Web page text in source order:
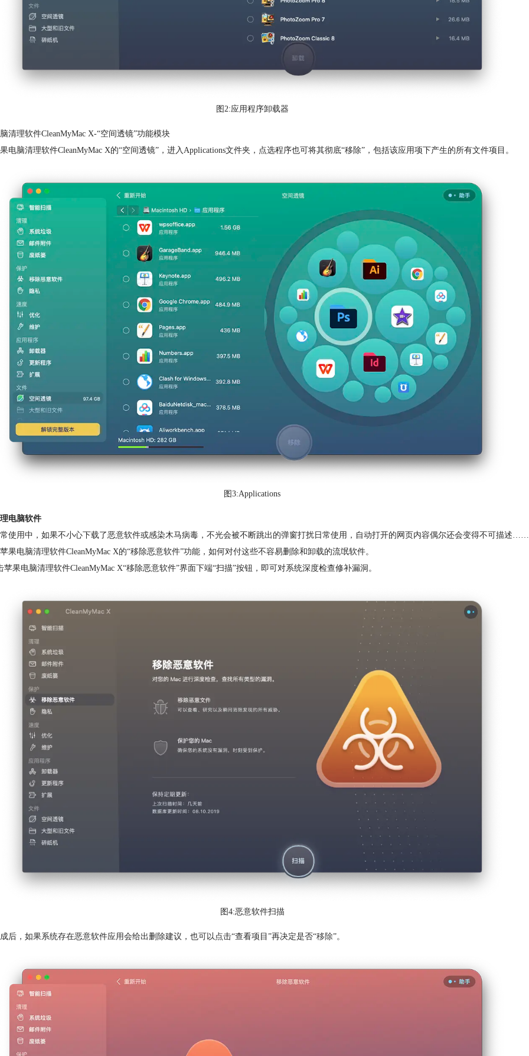
图2:应用程序卸载器
清理软件CleanMyMac X-“空间透镜”功能模块
电脑清理软件CleanMyMac X的“空间透镜”，进入Applications文件夹，点选程序也可将其彻底“移除”，包括该应用项下产生的所有文件项目。
图3:Applications
电脑软件
使用中，如果不小心下载了恶意软件或感染木马病毒，不光会被不断跳出的弹窗打扰日常使用，自动打开的网页内容偶尔还会变得不可描述……
果电脑清理软件CleanMyMac X的“移除恶意软件”功能，如何对付这些不容易删除和卸载的流氓软件。
苹果电脑清理软件CleanMyMac X“移除恶意软件”界面下端“扫描”按钮，即可对系统深度检查修补漏洞。
图4:恶意软件扫描
后，如果系统存在恶意软件应用会给出删除建议，也可以点击“查看项目”再决定是否“移除”。